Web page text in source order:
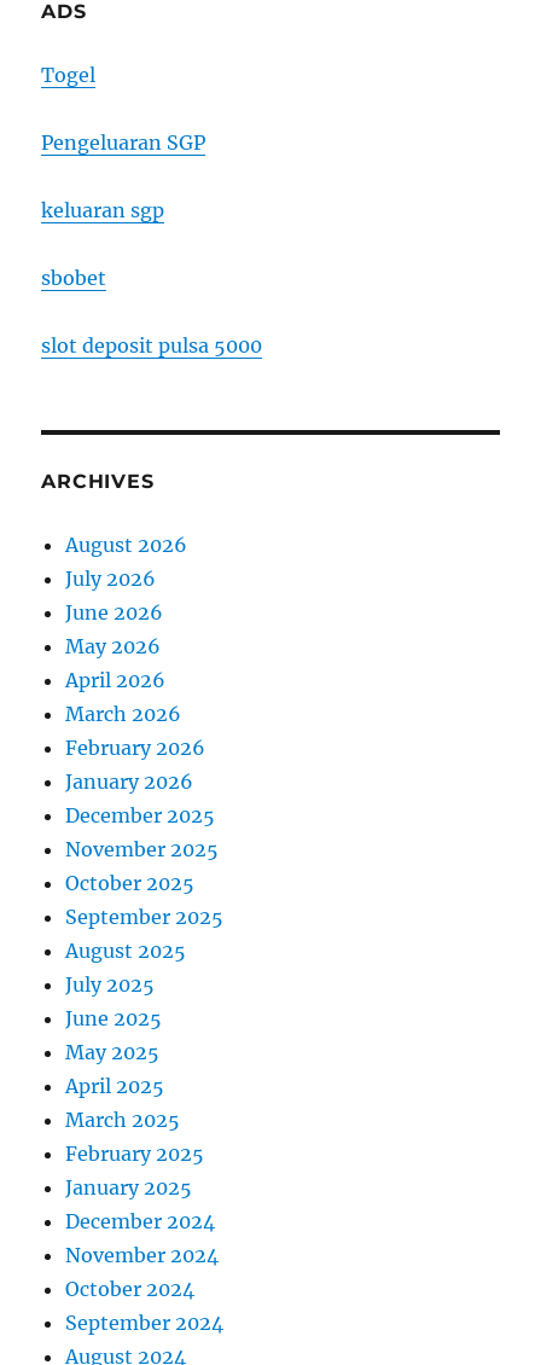
ADS
Togel
Pengeluaran SGP
keluaran sgp
sbobet
slot deposit pulsa 5000
ARCHIVES
August 2026
July 2026
June 2026
May 2026
April 2026
March 2026
February 2026
January 2026
December 2025
November 2025
October 2025
September 2025
August 2025
July 2025
June 2025
May 2025
April 2025
March 2025
February 2025
January 2025
December 2024
November 2024
October 2024
September 2024
August 2024